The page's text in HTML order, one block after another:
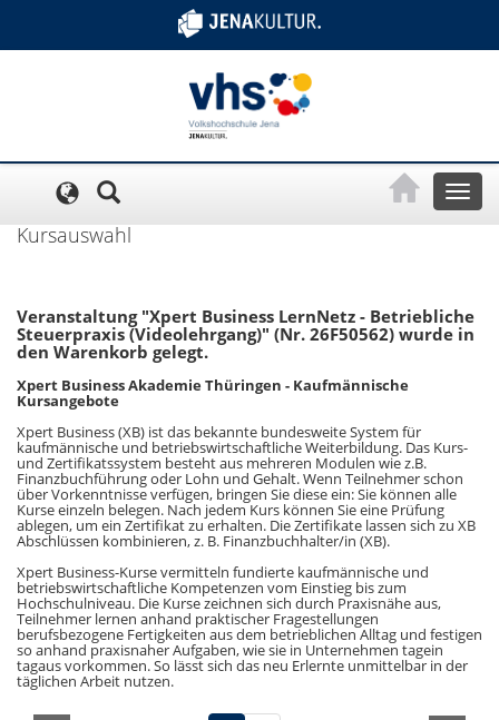
Toggle
Kursauswahl
Veranstaltung "Xpert Business LernNetz - Betriebliche
Steuerpraxis (Videolehrgang)" (Nr. 26F50562) wurde in
den Warenkorb gelegt.
Xpert Business Akademie Thüringen - Kaufmännische
Kursangebote
Xpert Business (XB) ist das bekannte bundesweite System für
kaufmännische und betriebswirtschaftliche Weiterbildung. Das Kurs-
und Zertifikatssystem besteht aus mehreren Modulen wie z.B.
Finanzbuchführung oder Lohn und Gehalt. Wenn Teilnehmer schon
über Vorkenntnisse verfügen, bringen Sie diese ein: Sie können alle
Kurse einzeln belegen. Nach jedem Kurs können Sie eine Prüfung
ablegen, um ein Zertifikat zu erhalten. Die Zertifikate lassen sich zu XB
Abschlüssen kombinieren, z. B. Finanzbuchhalter/in (XB).
Xpert Business-Kurse vermitteln fundierte kaufmännische und
betriebswirtschaftliche Kompetenzen vom Einstieg bis zum
Hochschulniveau. Die Kurse zeichnen sich durch Praxisnähe aus,
Teilnehmer lernen anhand praktischer Fragestellungen
berufsbezogene Fertigkeiten aus dem betrieblichen Alltag und festigen
so anhand praxisnaher Aufgaben, wie sie in Unternehmen tagein
tagaus vorkommen. So lässt sich das neu Erlernte unmittelbar in der
täglichen Arbeit nutzen.